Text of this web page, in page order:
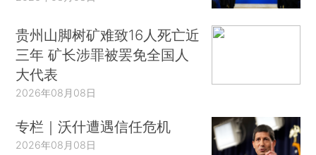
贵州山脚树矿难致16人死亡近
三年 矿长涉罪被罢免全国人
大代表
2026年08月08日
专栏｜沃什遭遇信任危机
2026年08月08日